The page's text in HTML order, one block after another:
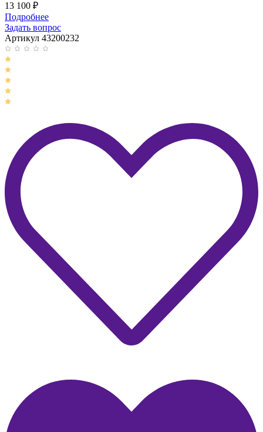
13 100 ₽
Подробнее
Задать вопрос
Артикул 43200232